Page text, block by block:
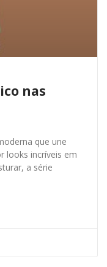
nas
que une
looks incríveis em
a série